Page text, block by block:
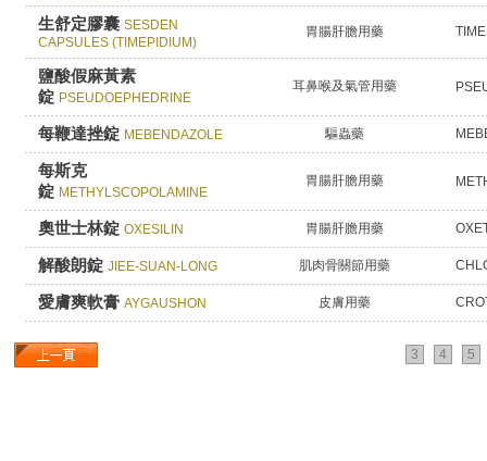
生舒定膠囊 SESDEN
CAPSULES (TIMEPIDIUM)
胃腸肝膽用藥
鹽酸假麻黃素
錠 PSEUDOEPHEDRINE
耳鼻喉及氣管用藥
每鞭達挫錠 MEBENDAZOLE 驅蟲藥
每斯克
錠 METHYLSCOPOLAMINE
胃腸肝膽用藥
奧世士林錠 OXESILIN 胃腸肝膽用藥
解酸朗錠 JIEE-SUAN-LONG 肌肉骨關節用藥
愛膚爽軟膏 AYGAUSHON 皮膚用藥
3 4 5